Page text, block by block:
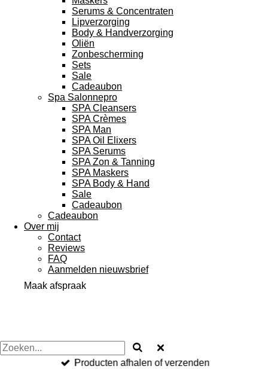
Serums & Concentraten
Lipverzorging
Body & Handverzorging
Oliën
Zonbescherming
Sets
Sale
Cadeaubon
Spa Salonnepro
SPA Cleansers
SPA Crèmes
SPA Man
SPA Oil Elixers
SPA Serums
SPA Zon & Tanning
SPA Maskers
SPA Body & Hand
Sale
Cadeaubon
Cadeaubon
Over mij
Contact
Reviews
FAQ
Aanmelden nieuwsbrief
Maak afspraak
Producten afhalen of verzenden